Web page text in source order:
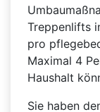
Treppenlifts
pro
Maximal 4
Haushalt
Sie haben